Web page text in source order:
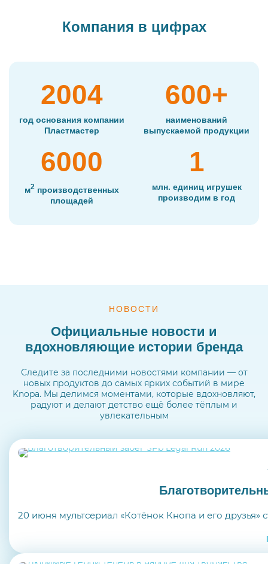
Компания в цифрах
2004
год основания компании
Пластмастер
600
наименований
выпускаемой продукции
6000
м2производственных
площадей
1
млн. единиц игрушек
производим в год
НОВОСТИ
Официальные новости и
вдохновляющие истории бренда
Следите за последними новостями компании — от
новых продуктов до самых ярких событий в мире
Knopa. Мы делимся моментами, которые вдохновляют,
радуют и делают детство ещё более тёплым и
увлекательным
20 июня мультсериал «Котёнок Кнопа и его друзья»